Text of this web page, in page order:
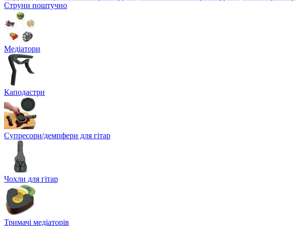
Струни поштучно
Медіатори
Каподастри
Супресори/демпфери для гітар
Чохли для гітар
Тримачі медіаторів